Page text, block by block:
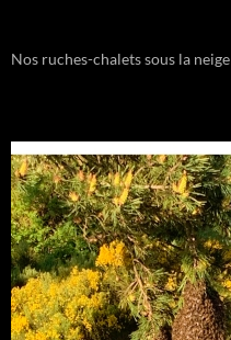
Nos ruches-chalets sous la neige